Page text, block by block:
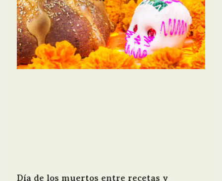
Día de los muertos entre recetas y